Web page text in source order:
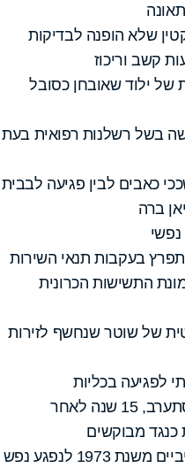
שלא הופנה לבדיקות
קשב וריכוז
של ילוד שאובחן כסובל
בשל רשלנות רפואית בעת
כאבים לבין פגיעה לבבית
ברה
בעקבות תנאי השירות
התשישות הכרונית
של שוטר שנחשף לזירות
לפגיעה בכליות
הכרה בפגיעה נפשית של מסתערב, 15 שנה לאחר
כנגד מבוקשים
תביעה לתגמולים רטרואקטיביים משנת 1973 לנפגע נפש